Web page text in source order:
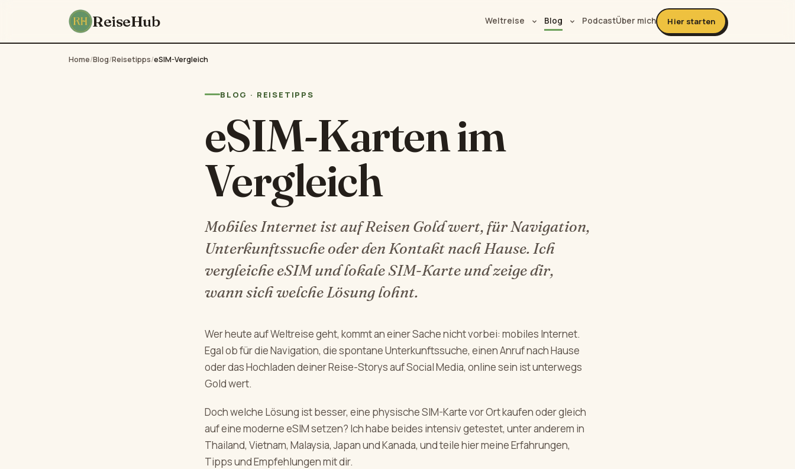
ReiseHub Weltreise Blog PodcastÜber mich Hier starten
Home/Blog/Reisetipps/eSIM-Vergleich
BLOG · REISETIPPS
eSIM-Karten im
Vergleich
Mobiles Internet ist auf Reisen Gold wert, für Navigation,
Unterkunftssuche oder den Kontakt nach Hause. Ich
vergleiche eSIM und lokale SIM-Karte und zeige dir,
wann sich welche Lösung lohnt.
Wer heute auf Weltreise geht, kommt an einer Sache nicht vorbei: mobiles Internet.
Egal ob für die Navigation, die spontane Unterkunftssuche, einen Anruf nach Hause
oder das Hochladen deiner Reise-Storys auf Social Media, online sein ist unterwegs
Gold wert.
Doch welche Lösung ist besser, eine physische SIM-Karte vor Ort kaufen oder gleich
auf eine moderne eSIM setzen? Ich habe beides intensiv getestet, unter anderem in
Thailand, Vietnam, Malaysia, Japan und Kanada, und teile hier meine Erfahrungen,
Tipps und Empfehlungen mit dir.